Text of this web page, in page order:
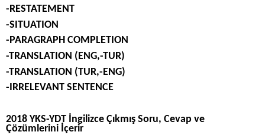
-RESTATEMENT
-SITUATION
-PARAGRAPH COMPLETION
-TRANSLATION (ENG,-TUR)
-TRANSLATION (TUR,-ENG)
-IRRELEVANT SENTENCE
2018 YKS-YDT İngilizce Çıkmış Soru, Cevap ve
Çözümlerini İçerir